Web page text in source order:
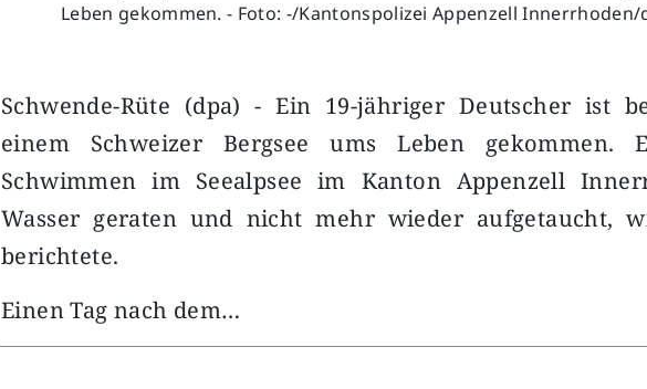
Leben gekommen. - Foto: -/Kantonspolizei Appenzell Innerrhoden/
Schwende-Rüte (dpa) - Ein 19-jähriger Deutscher ist
einem Schweizer Bergsee ums Leben gekommen.
Schwimmen im Seealpsee im Kanton Appenzell
Wasser geraten und nicht mehr wieder aufgetaucht,
berichtete.
Einen Tag nach dem…